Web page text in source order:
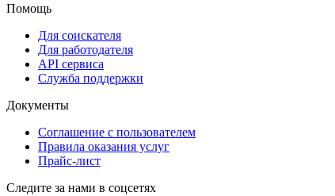
Помощь
Для соискателя
Для работодателя
API сервиса
Служба поддержки
Документы
Соглашение с пользователем
Правила оказания услуг
Прайс-лист
Следите за нами в соцсетях